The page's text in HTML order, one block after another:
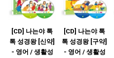
[CD] 나는야 톡
톡 성경왕 [신약]
- 영어 / 생활성
[CD] 나는야 톡
톡 성경왕 [구약]
- 영어 / 생활성